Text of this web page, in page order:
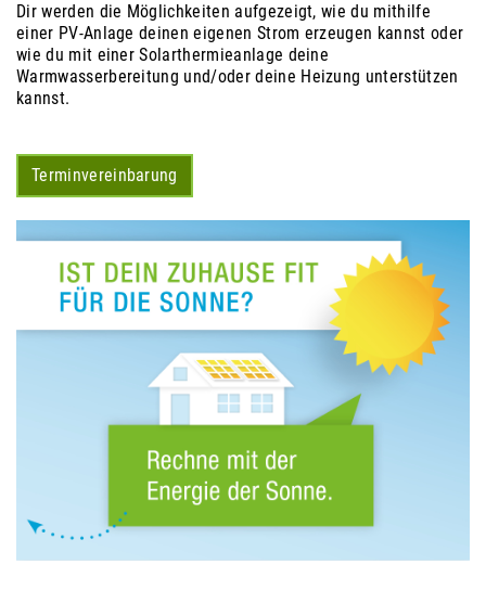
Dir werden die Möglichkeiten aufgezeigt, wie du mithilfe
einer PV-Anlage deinen eigenen Strom erzeugen kannst oder
wie du mit einer Solarthermieanlage deine
Warmwasserbereitung und/oder deine Heizung unterstützen
kannst.
Terminvereinbarung